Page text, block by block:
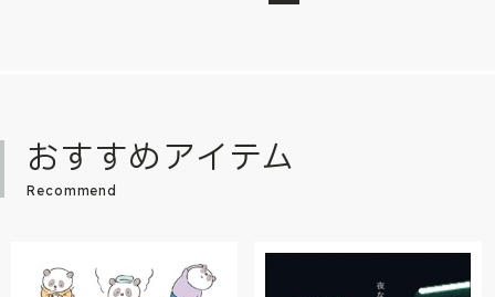
おすすめアイテム
Recommend